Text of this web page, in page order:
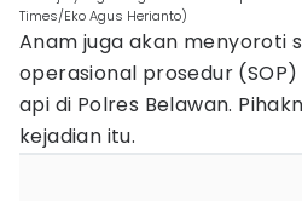
Times/Eko Agus Herianto)
Anam juga akan menyoroti
operasional prosedur
api di Polres Belawan.
kejadian itu.